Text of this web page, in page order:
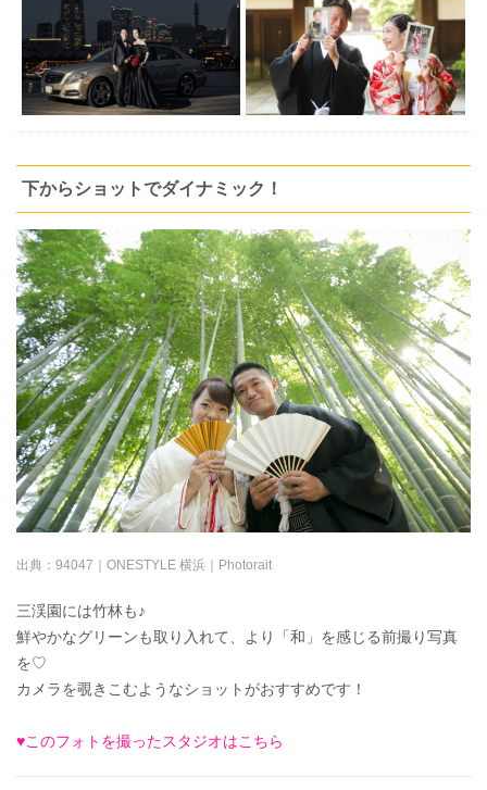
下からショットでダイナミック！
出典： 94047｜ONESTYLE 横浜｜Photorait
三渓園には竹林も♪
鮮やかなグリーンも取り入れて、より「和」を感じる前撮り写真
を♡
カメラを覗きこむようなショットがおすすめです！
♥このフォトを撮ったスタジオはこちら